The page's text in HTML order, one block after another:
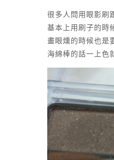
很多人問用眼影刷
基本上用刷子的時
畫眼燻的時候也是
海綿棒的話一上色